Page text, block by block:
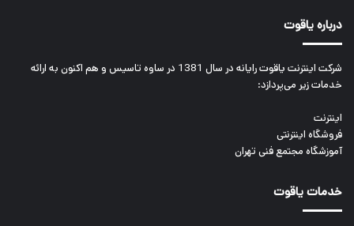
درباره یاقوت
شرکت اینترنت یاقوت رایانه در سال 1381 در ساوه تاسیس و هم اکنون به ارائه
خدمات زیر می‌پردازد:
اینترنت
فروشگاه اینترنتی
آموزشگاه مجتمع فنی تهران
خدمات یاقوت